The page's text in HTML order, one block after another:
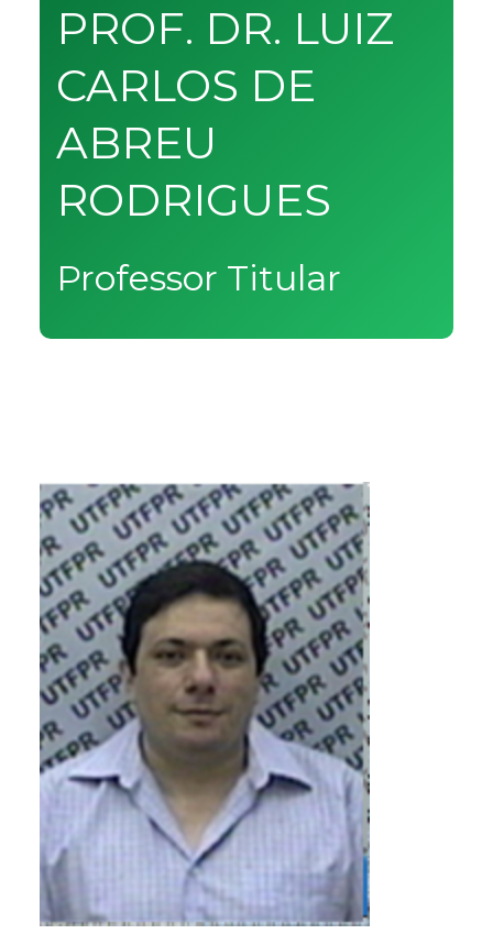
PROF. DR. LUIZ
CARLOS DE
ABREU
RODRIGUES
Professor Titular